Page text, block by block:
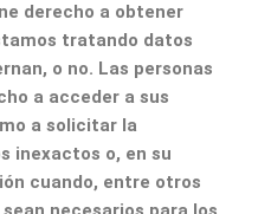
derecho a obtener
tratando datos
o no. Las personas
a acceder a sus
a solicitar la
inexactos o, en su
cuando, entre otros